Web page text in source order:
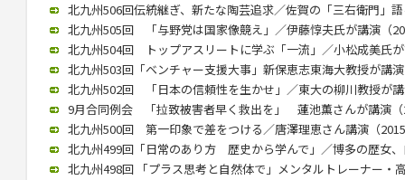
北九州506回伝統継ぎ、新たな陶芸追求／佐賀の「三右衛門」
北九州505回 「与野党は国家像競え」／伊藤惇夫氏が講演（
北九州504回 トップアスリートに学ぶ「一流」／小松成美氏
北九州503回「ベンチャー支援大事」新保恵志東海大教授が講
北九州502回 「日本の信頼性を生かせ」／東大の柳川教授が
9月合同例会 「拉致被害者早く救出を」 蓮池薫さんが講演
北九州500回 第一印象で差をつける／唐澤理恵さん講演（
北九州499回「日常のあり方 歴史から学んで」／博多の歴女
北九州498回 「プラス思考と自然体で」メンタルトレーナー・